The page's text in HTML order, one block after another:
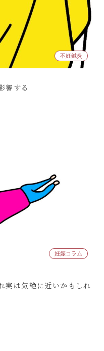
響する
不妊鍼灸
実は気絶に近いかもしれ
妊娠コラム